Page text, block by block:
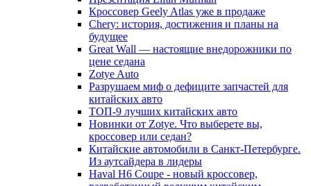
Кроссовер Geely Atlas уже в продаже
Chery: история, достижения и планы на
будущее
Great Wall — настоящие внедорожники по
цене седана
Zotye Auto
Разрушаем миф о дефиците запчастей для
китайских авто
ТОП-9 лучших китайских авто
Новинки от Zotye. Что выберете вы,
кроссовер или седан?
Китайские автомобили в Санкт-Петербурге.
Из аутсайдера в лидеры
Haval H6 Coupe - новый кроссовер,